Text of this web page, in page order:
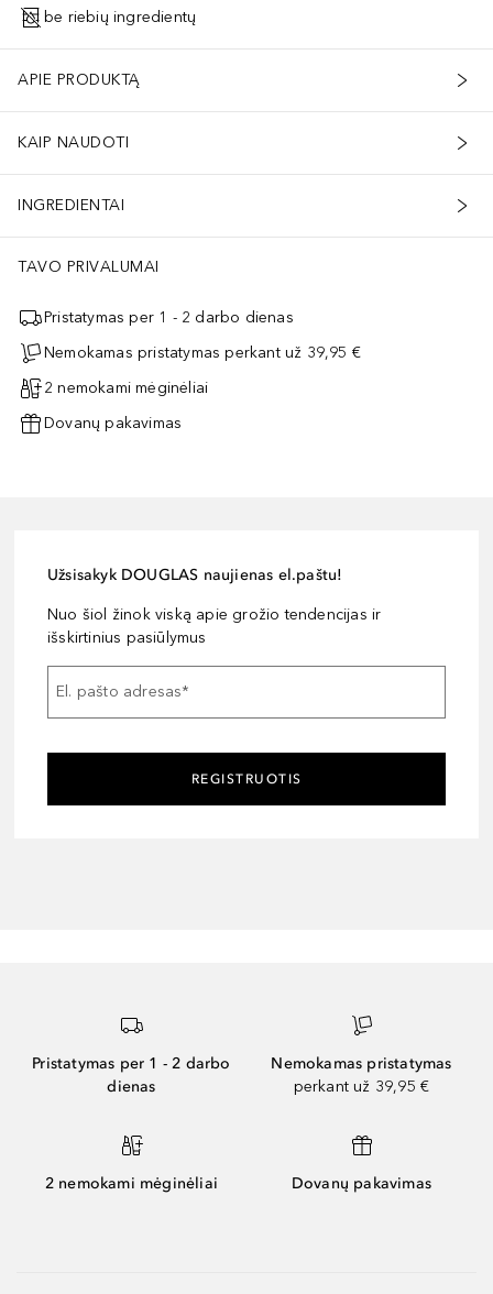
be riebių ingredientų
APIE PRODUKTĄ
KAIP NAUDOTI
INGREDIENTAI
TAVO PRIVALUMAI
Pristatymas per 1 - 2 darbo dienas
Nemokamas pristatymas perkant už 39,95 €
2 nemokami mėginėliai
Dovanų pakavimas
Užsisakyk DOUGLAS naujienas el.paštu!
Nuo šiol žinok viską apie grožio tendencijas ir
išskirtinius pasiūlymus
El. pašto adresas*
REGISTRUOTIS
Pristatymas per 1 - 2 darbo
dienas
Nemokamas pristatymas
perkant už 39,95 €
2 nemokami mėginėliai Dovanų pakavimas